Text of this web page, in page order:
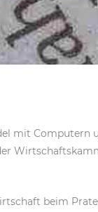
mit Computern
beim